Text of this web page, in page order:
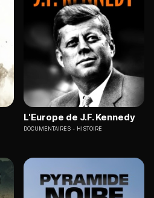
L'Europe de J.F. Kennedy
DOCUMENTAIRES HISTOIRE